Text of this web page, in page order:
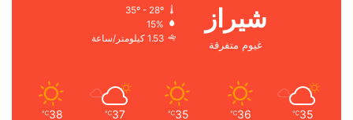
شيراز
غيوم متفرقة
35º - 28º
15%
1.53 كيلومتر/ساعة
35
℃
36
℃
35
℃
37
℃
38
℃